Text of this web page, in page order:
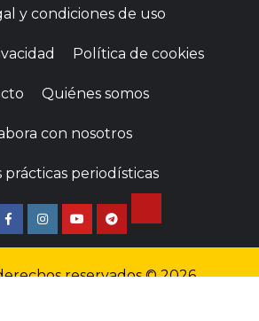
y condiciones de uso
Política de cookies
Quiénes somos
con nosotros
prácticas periodísticas
reservados © 2026